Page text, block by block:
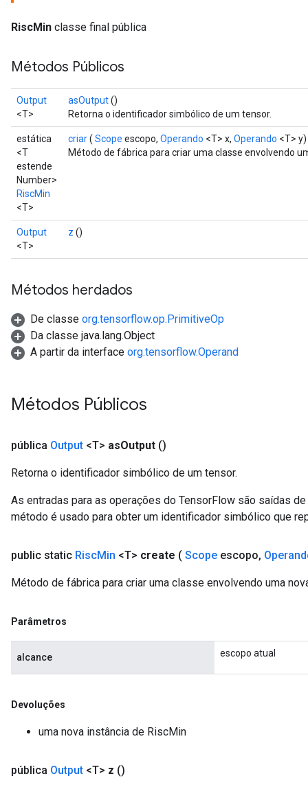
RiscMin classe final pública
Métodos Públicos
Output
<T>
asOutput()
Retorna o identificador simbólico de um tensor.
estática
<T
estende
Number>
RiscMin
<T>
criar( Scope escopo, Operando <T> x, Operando <T> y)
Método de fábrica para criar uma classe envolvendo
Output
<T>
z ()
Métodos herdados
De classe org.tensorflow.op.PrimitiveOp
Da classe java.lang.Object
A partir da interface org.tensorflow.Operand
Métodos Públicos
pública Output <T> asOutput ()
Retorna o identificador simbólico de um tensor.
As entradas para as operações do TensorFlow são saídas
método é usado para obter um identificador simbólico que
public static RiscMin <T> create ( Scope escopo,
Método de fábrica para criar uma classe envolvendo uma
Parâmetros
alcance escopo atual
Devoluções
uma nova instância de RiscMin
pública Output <T> z ()